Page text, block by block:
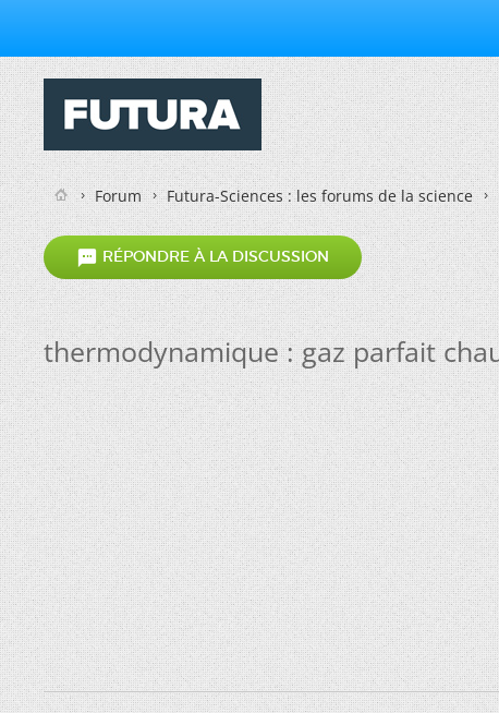
Forum Futura-Sciences : les forums de la science
 RÉPONDRE À LA DISCUSSION
thermodynamique : gaz parfait